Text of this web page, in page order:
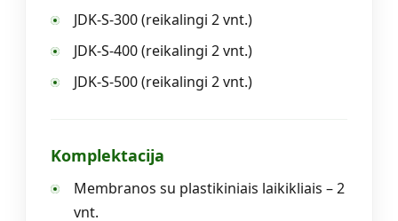
JDK-S-300 (reikalingi 2 vnt.)
JDK-S-400 (reikalingi 2 vnt.)
JDK-S-500 (reikalingi 2 vnt.)
Komplektacija
Membranos su plastikiniais laikikliais – 2
vnt.